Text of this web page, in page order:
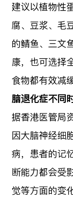
建议以植物性
腐、豆浆、毛
的鲭鱼、三文
康，也可选择
食物都有效减
脑退化症不同
据香港医管局
因大脑神经细
病，患者的记
断能力都会受
觉等方面的变化